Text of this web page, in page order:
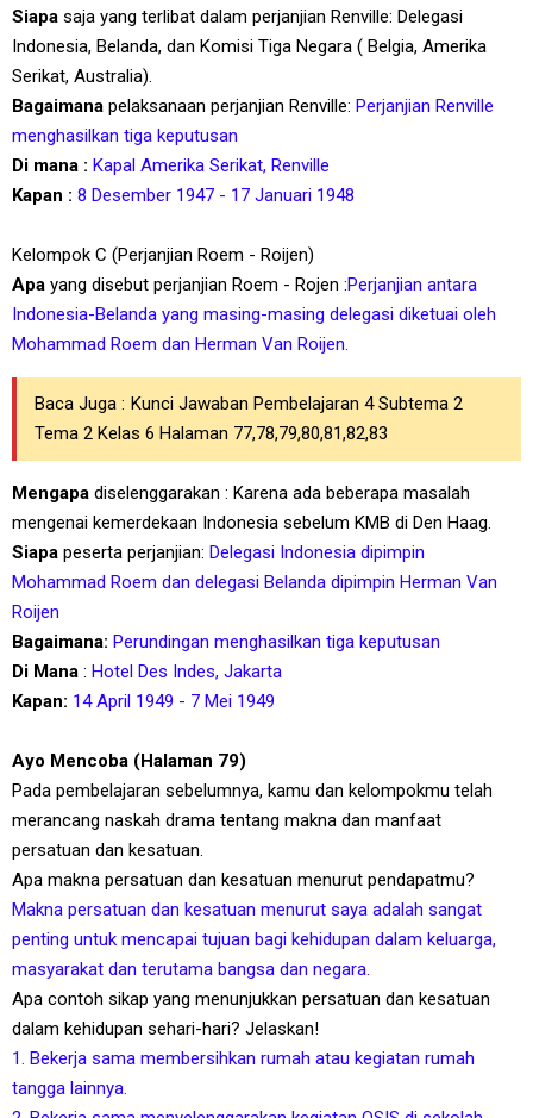
Siapa saja yang terlibat dalam perjanjian Renville: Delegasi
Indonesia, Belanda, dan Komisi Tiga Negara ( Belgia, Amerika
Serikat, Australia).
Bagaimana pelaksanaan perjanjian Renville: Perjanjian Renville
menghasilkan tiga keputusan
Di mana : Kapal Amerika Serikat, Renville
Kapan : 8 Desember 1947 - 17 Januari 1948
Kelompok C (Perjanjian Roem - Roijen)
Apa yang disebut perjanjian Roem - Rojen :Perjanjian antara
Indonesia-Belanda yang masing-masing delegasi diketuai oleh
Mohammad Roem dan Herman Van Roijen.
Baca Juga : Kunci Jawaban Pembelajaran 4 Subtema 2
Tema 2 Kelas 6 Halaman 77,78,79,80,81,82,83
Mengapa diselenggarakan : Karena ada beberapa masalah
mengenai kemerdekaan Indonesia sebelum KMB di Den Haag.
Siapa peserta perjanjian: Delegasi Indonesia dipimpin
Mohammad Roem dan delegasi Belanda dipimpin Herman Van
Roijen
Bagaimana: Perundingan menghasilkan tiga keputusan
Di Mana : Hotel Des Indes, Jakarta
Kapan: 14 April 1949 - 7 Mei 1949
Ayo Mencoba (Halaman 79)
Pada pembelajaran sebelumnya, kamu dan kelompokmu telah
merancang naskah drama tentang makna dan manfaat
persatuan dan kesatuan.
Apa makna persatuan dan kesatuan menurut pendapatmu?
Makna persatuan dan kesatuan menurut saya adalah sangat
penting untuk mencapai tujuan bagi kehidupan dalam keluarga,
masyarakat dan terutama bangsa dan negara.
Apa contoh sikap yang menunjukkan persatuan dan kesatuan
dalam kehidupan sehari-hari? Jelaskan!
1. Bekerja sama membersihkan rumah atau kegiatan rumah
tangga lainnya.